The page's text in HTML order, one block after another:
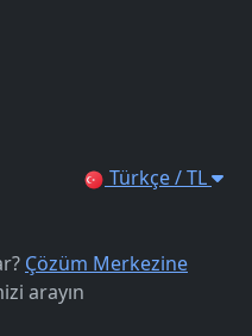
Türkçe / TL
Çözüm Merkezine
arayın